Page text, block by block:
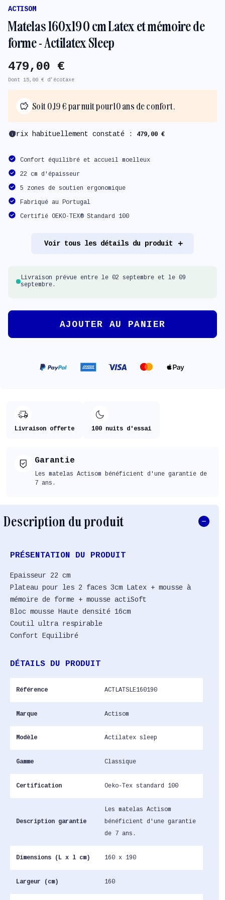
ACTISOM
Matelas 160x190 cm Latex et mémoire de
forme - Actilatex Sleep
479,00 €
Dont 15,00 € d'écotaxe
Soit 0,19 € par nuit pour 10 ans de confort.
infoPrix habituellement constaté : 479,00 €
Confort équilibré et accueil moelleux
22 cm d'épaisseur
5 zones de soutien ergonomique
Fabriqué au Portugal
Certifié OEKO-TEX® Standard 100
Voir tous les détails du produit
Livraison prévue entre le 02 septembre et le 09
septembre.
AJOUTER AU PANIER
Livraison offerte 100 nuits d'essai
Garantie
Les matelas Actisom bénéficient d'une garantie de
7 ans.
Description du produit
PRÉSENTATION DU PRODUIT
Epaisseur 22 cm
Plateau pour les 2 faces 3cm Latex + mousse à
mémoire de forme + mousse actiSoft
Bloc mousse Haute densité 16cm
Coutil ultra respirable
Confort Equilibré
DÉTAILS DU PRODUIT
Référence ACTLATSLE160190
Marque Actisom
Modèle Actilatex sleep
Gamme Classique
Certification Oeko-Tex standard 100
Description garantie
Les matelas Actisom
bénéficient d'une garantie
de 7 ans.
Dimensions (L x l cm) 160 x 190
Largeur (cm) 160